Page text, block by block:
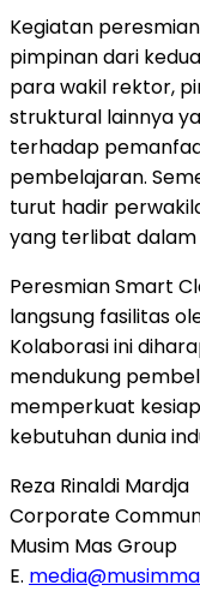
Kegiatan
pimpinan dari
para wakil rektor,
struktural lainnya
terhadap
pembelajaran.
turut hadir
yang terlibat
Peresmian Smart
langsung fasilitas
Kolaborasi ini
mendukung
memperkuat
kebutuhan dunia
Reza Rinaldi Mardja
Corporate
Musim Mas Group
E.